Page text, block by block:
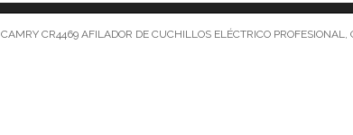
CAMRY CR4469 AFILADOR DE CUCHILLOS ELÉCTRICO